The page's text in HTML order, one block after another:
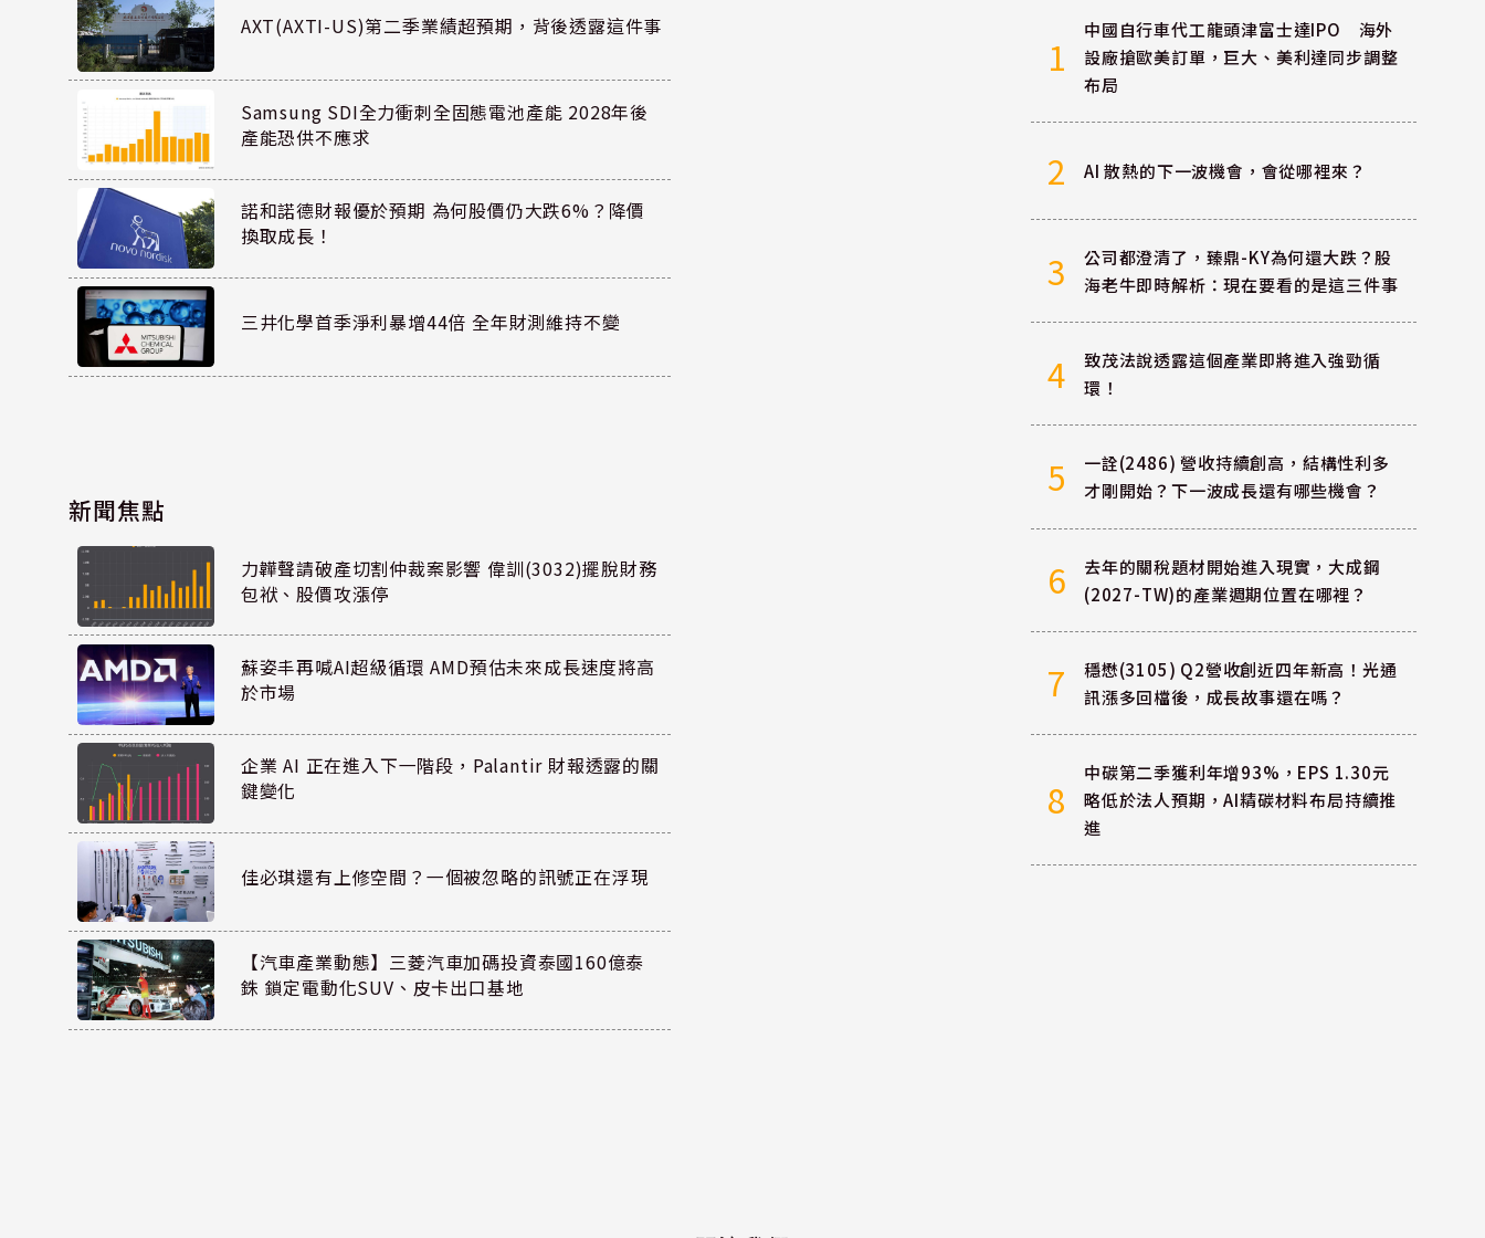
AXT(AXTI-US)第二季業績超預期，背後透露這件事
Samsung SDI全力衝刺全固態電池產能 2028年後
產能恐供不應求
諾和諾德財報優於預期 為何股價仍大跌6%？降價
換取成長！
三井化學首季淨利暴增44倍 全年財測維持不變
新聞焦點
力韡聲請破產切割仲裁案影響 偉訓(3032)擺脫財務
包袱、股價攻漲停
蘇姿丰再喊AI超級循環 AMD預估未來成長速度將高
於市場
企業 AI 正在進入下一階段，Palantir 財報透露的關
鍵變化
佳必琪還有上修空間？一個被忽略的訊號正在浮現
【汽車產業動態】三菱汽車加碼投資泰國160億泰
銖 鎖定電動化SUV、皮卡出口基地
1
中國自行車代工龍頭津富士達IPO 海外
設廠搶歐美訂單，巨大、美利達同步調整
布局
2 AI 散熱的下一波機會，會從哪裡來？
3
公司都澄清了，臻鼎-KY為何還大跌？股
海老牛即時解析：現在要看的是這三件事
4
致茂法說透露這個產業即將進入強勁循
環！
5
一詮(2486) 營收持續創高，結構性利多
才剛開始？下一波成長還有哪些機會？
6
去年的關稅題材開始進入現實，大成鋼
(2027-TW)的產業週期位置在哪裡？
7
穩懋(3105) Q2營收創近四年新高！光通
訊漲多回檔後，成長故事還在嗎？
8
中碳第二季獲利年增93%，EPS 1.30元
略低於法人預期，AI精碳材料布局持續推
進